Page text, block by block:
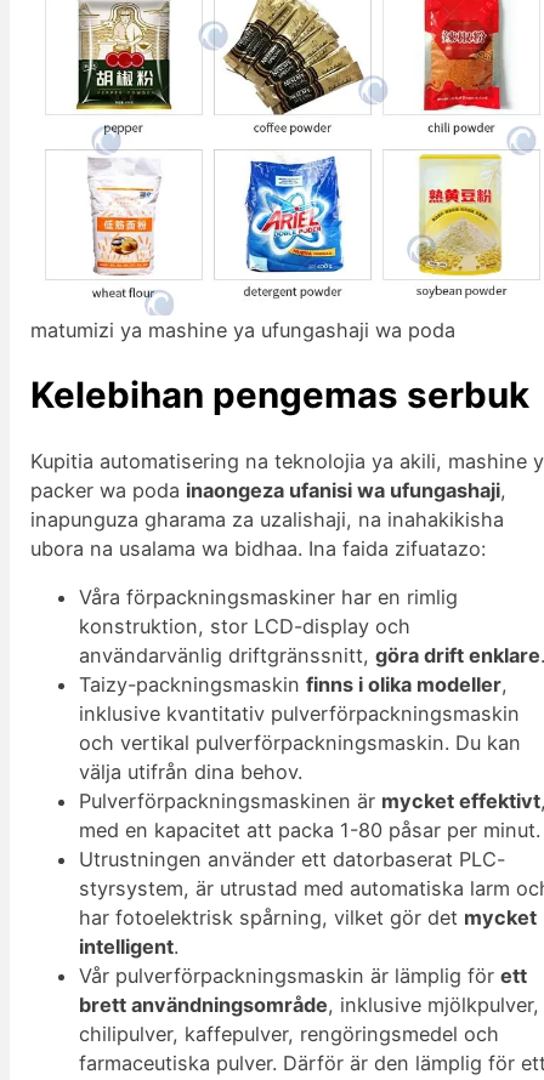
matumizi ya mashine ya ufungashaji wa poda
Kelebihan pengemas serbuk
Kupitia automatisering na teknolojia ya akili, mashine
packer wa poda inaongeza ufanisi wa ufungashaji,
inapunguza gharama za uzalishaji, na inahakikisha
ubora na usalama wa bidhaa. Ina faida zifuatazo:
Våra förpackningsmaskiner har en rimlig
konstruktion, stor LCD-display och
användarvänlig driftgränssnitt,göra drift enklare
Taizy-packningsmaskinfinns i olika modeller,
inklusive kvantitativ pulverförpackningsmaskin
och vertikal pulverförpackningsmaskin. Du kan
välja utifrån dina behov.
Pulverförpackningsmaskinen är mycket effektivt
med en kapacitet att packa 1-80 påsar per minut.
Utrustningen använder ett datorbaserat PLC-
styrsystem, är utrustad med automatiska larm
har fotoelektrisk spårning, vilket gör det mycket
intelligent.
Vår pulverförpackningsmaskin är lämplig förett
brett användningsområde, inklusive mjölkpulver,
chilipulver, kaffepulver, rengöringsmedel och
farmaceutiska pulver. Därför är den lämplig för